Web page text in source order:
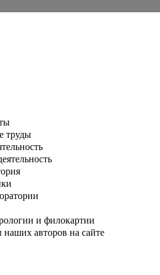
труды
и филокартии
авторов на сайте